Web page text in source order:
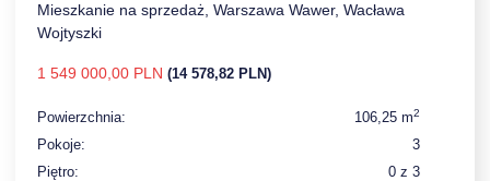
Mieszkanie na sprzedaż, Warszawa Wawer, Wacława
Wojtyszki
1 549 000,00 PLN (14 578,82 PLN)
Powierzchnia: 106,25 m2
Pokoje:
3
Piętro:
0 z 3